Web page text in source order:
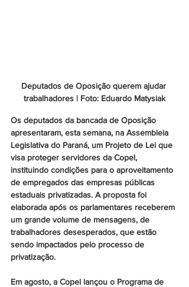
Deputados de Oposição querem ajudar
trabalhadores | Foto: Eduardo Matysiak
Os deputados da bancada de Oposição
apresentaram, esta semana, na Assembleia
Legislativa do Paraná, um Projeto de Lei que
visa proteger servidores da Copel,
instituindo condições para o aproveitamento
de empregados das empresas públicas
estaduais privatizadas. A proposta foi
elaborada após os parlamentares receberem
um grande volume de mensagens, de
trabalhadores desesperados, que estão
sendo impactados pelo processo de
privatização.
Em agosto, a Copel lançou o Programa de